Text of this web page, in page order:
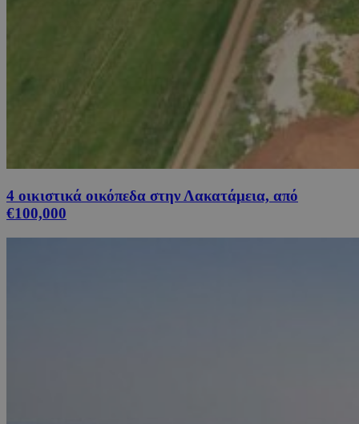
4 οικιστικά οικόπεδα στην Λακατάμεια, από
€100,000